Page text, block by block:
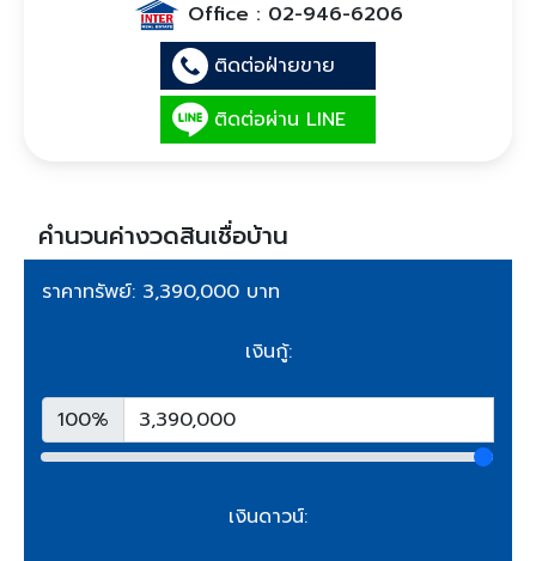
Office : 02-946-6206
ติดต่อฝ่ายขาย
ติดต่อผ่าน LINE
คำนวนค่างวดสินเชื่อบ้าน
ราคาทรัพย์: 3,390,000 บาท
เงินกู้:
100%
เงินดาวน์: